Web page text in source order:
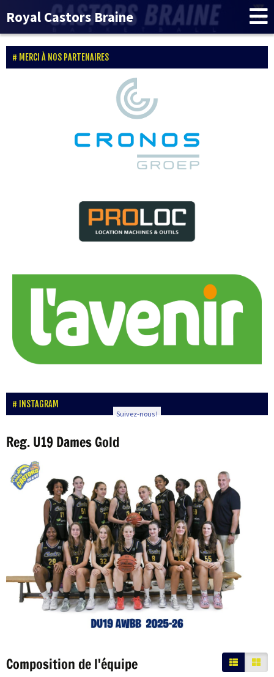
Royal Castors Braine
MERCI À NOS PARTENAIRES
INSTAGRAM
Suivez-nous !
Reg. U19 Dames Gold
Composition de l'équipe